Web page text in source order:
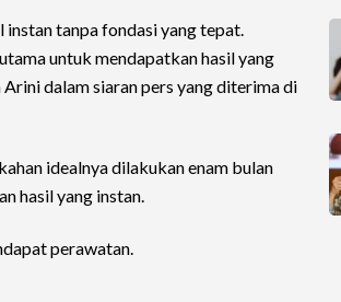
instan tanpa fondasi yang tepat.
untuk mendapatkan hasil yang
dalam siaran pers yang diterima di
idealnya dilakukan enam bulan
hasil yang instan.
perawatan.